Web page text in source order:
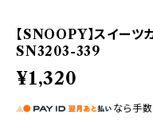
【SNOOPY】スイーツ
SN3203-339
¥1,320
なら 手